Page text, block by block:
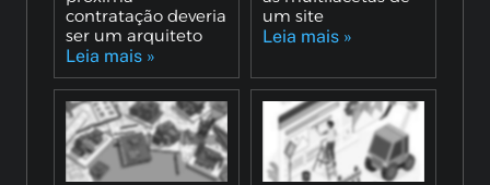
contratação deveria
ser um arquiteto
Leia mais »
um site
Leia mais »